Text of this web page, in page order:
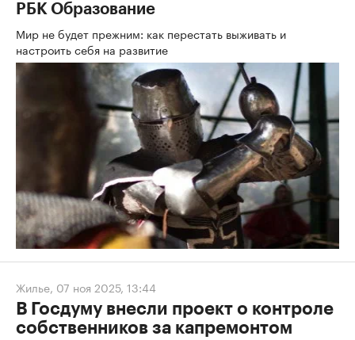
РБК Образование
Мир не будет прежним: как перестать выживать и
настроить себя на развитие
Жилье, 07 ноя 2025, 13:44
В Госдуму внесли проект о контроле
собственников за капремонтом